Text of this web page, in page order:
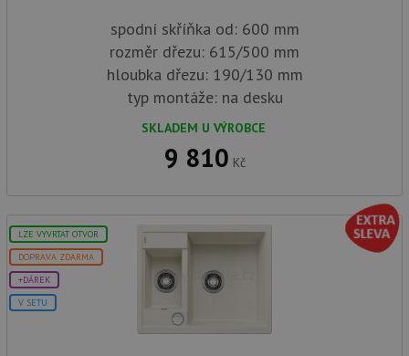
spodní skříňka od: 600 mm
rozměr dřezu: 615/500 mm
hloubka dřezu: 190/130 mm
typ montáže: na desku
SKLADEM U VÝROBCE
9 810 Kč
LZE VYVRTAT OTVOR
DOPRAVA ZDARMA
+DÁREK
V SETU